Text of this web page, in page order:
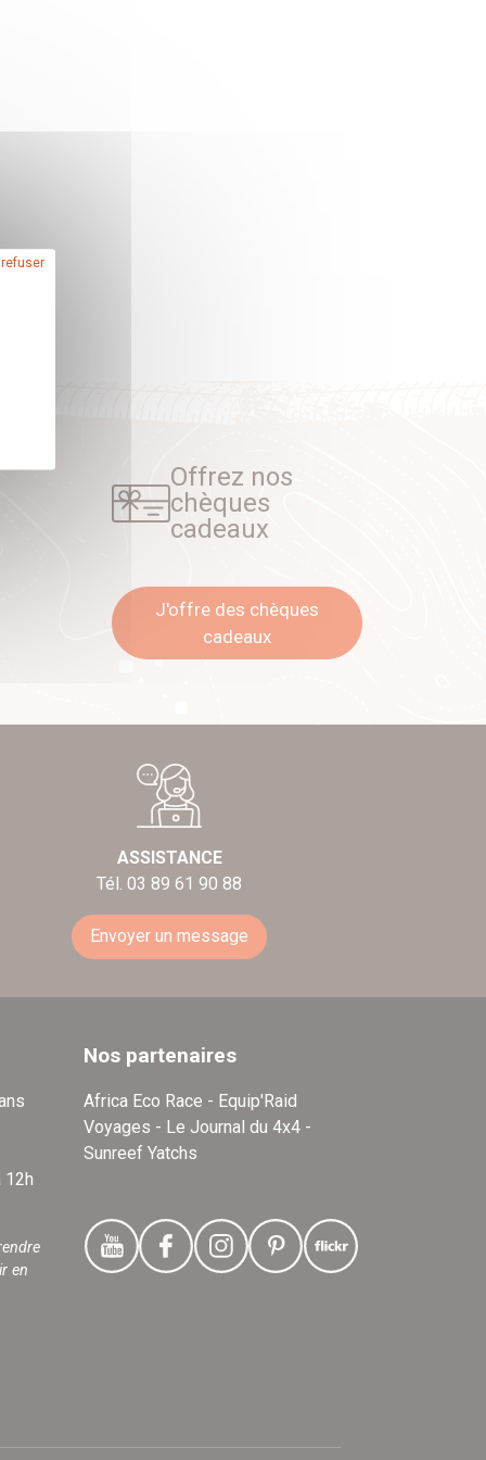
Offrez nos
chèques
cadeaux
J'offre des chèques
cadeaux
ASSISTANCE
Tél. 03 89 61 90 88
Envoyer un message
12h
en
Nos partenaires
Africa Eco Race - Equip'Raid
Voyages - Le Journal du 4x4 -
Sunreef Yatchs